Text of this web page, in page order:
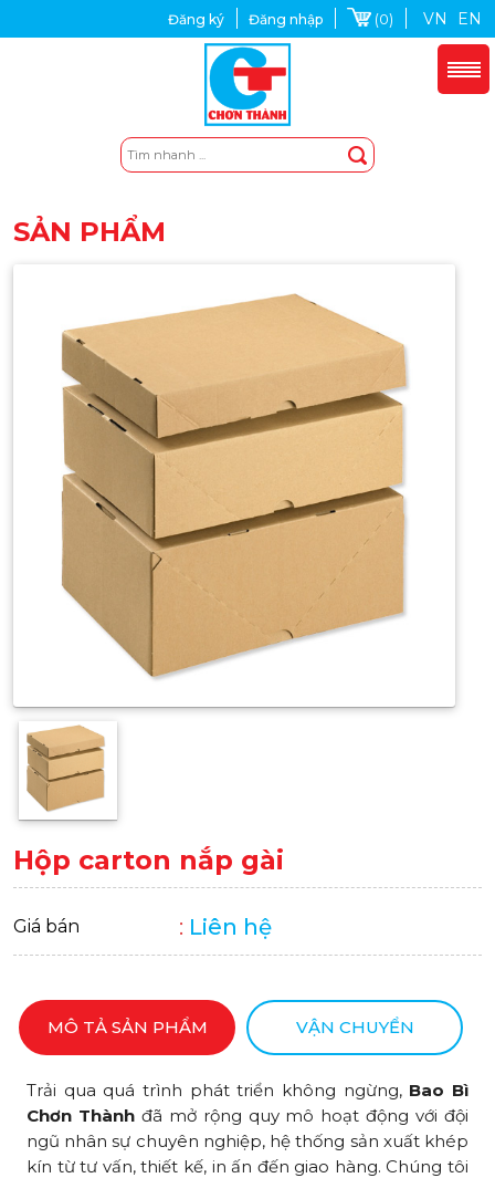
Đăng ký Đăng nhập (0) VN EN
SẢN PHẨM
Hộp carton nắp gài
Giá bán : Liên hệ
MÔ TẢ SẢN PHẨM VẬN CHUYỂN
Trải qua quá trình phát triển không ngừng, Bao Bì
Chơn Thànhđã mở rộng quy mô hoạt động với đội
ngũ nhân sự chuyên nghiệp, hệ thống sản xuất khép
kín từ tư vấn, thiết kế, in ấn đến giao hàng. Chúng tôi